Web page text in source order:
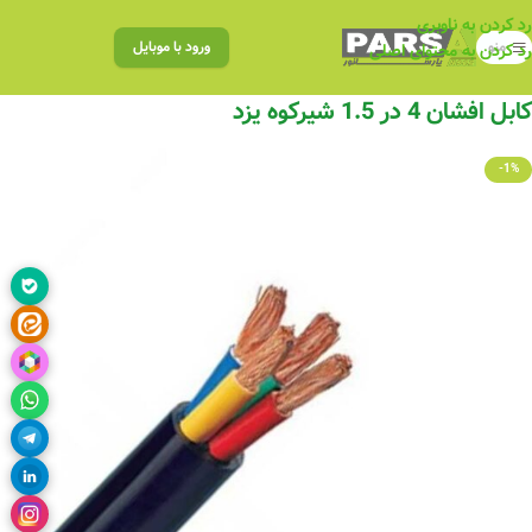
رد کردن به ناوبری
رد کردن به محتوای اصلی
منو ورود با موبایل
کابل افشان 4 در 1.5 شیرکوه یزد
-1%